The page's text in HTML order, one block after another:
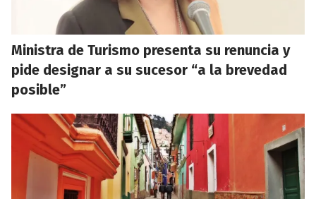
Ministra de Turismo presenta su renuncia y
pide designar a su sucesor “a la brevedad
posible”